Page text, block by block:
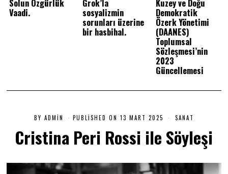
Solun Özgürlük
Vaadi.
Grok’la
sosyalizmin
sorunları üzerine
bir hasbihal.
Kuzey ve Doğu
Demokratik
Özerk Yönetimi
(DAANES)
Toplumsal
Sözleşmesi’nin
2023
Güncellemesi
BY ADMIN PUBLISHED ON 13 MART 2025
M
A
2
SANAT
Cristina Peri Rossi ile Söyleşi